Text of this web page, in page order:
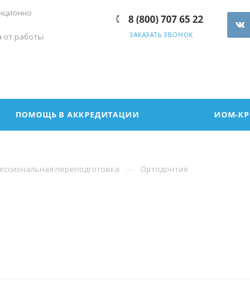
от работы
8 (800) 707 65 22
ЗАКАЗАТЬ ЗВОНОК
ПОМОЩЬ В АККРЕДИТАЦИИ ИОМ-КР
переподготовка Ортодонтия